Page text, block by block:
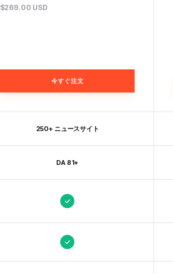
$269.00 USD
今すぐ注文
250+ ニュースサイト
DA 81+